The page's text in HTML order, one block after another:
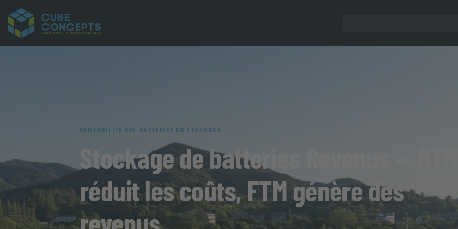
RENTABILITÉ DES BATTERIES DE STOCKAGE
Stockage de batteries Revenus —
réduit les coûts, FTM génère des